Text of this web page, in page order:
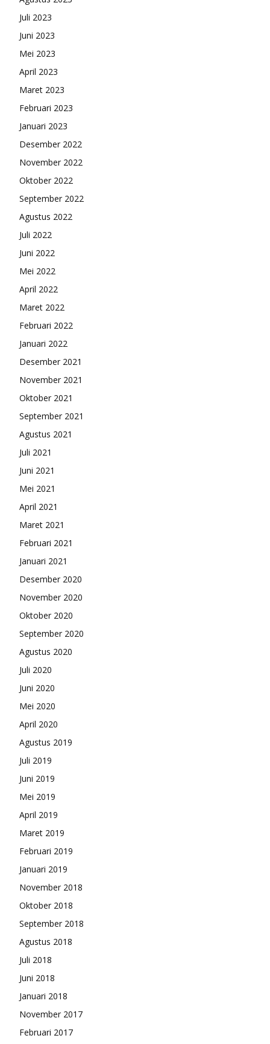
Juli 2023
Juni 2023
Mei 2023
April 2023
Maret 2023
Februari 2023
Januari 2023
Desember 2022
November 2022
Oktober 2022
September 2022
Agustus 2022
Juli 2022
Juni 2022
Mei 2022
April 2022
Maret 2022
Februari 2022
Januari 2022
Desember 2021
November 2021
Oktober 2021
September 2021
Agustus 2021
Juli 2021
Juni 2021
Mei 2021
April 2021
Maret 2021
Februari 2021
Januari 2021
Desember 2020
November 2020
Oktober 2020
September 2020
Agustus 2020
Juli 2020
Juni 2020
Mei 2020
April 2020
Agustus 2019
Juli 2019
Juni 2019
Mei 2019
April 2019
Maret 2019
Februari 2019
Januari 2019
November 2018
Oktober 2018
September 2018
Agustus 2018
Juli 2018
Juni 2018
Januari 2018
November 2017
Februari 2017